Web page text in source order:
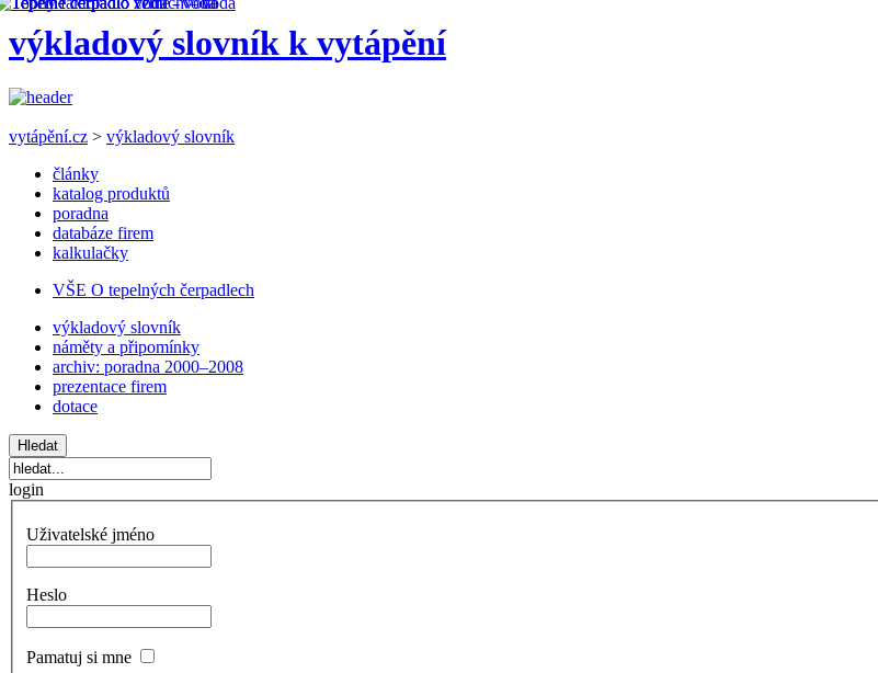
výkladový slovník k vytápění
vytápění.cz > výkladový slovník
články
katalog produktů
poradna
databáze firem
kalkulačky
VŠE O tepelných čerpadlech
výkladový slovník
náměty a připomínky
archiv: poradna 2000–2008
prezentace firem
dotace
login
Uživatelské jméno
Heslo
Pamatuj si mne